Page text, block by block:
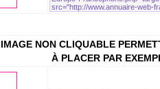
IMAGE NON CLIQUABLE
À PLACER PAR